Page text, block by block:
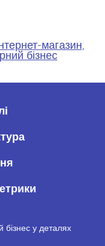
магазин
бізнес
бізнес у деталях